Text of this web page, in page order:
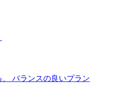
バランスの良いプラン